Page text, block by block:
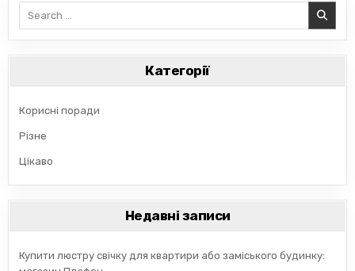
Категорії
Корисні поради
Різне
Цікаво
Недавні записи
Купити люстру свічку для квартири або заміського будинку: